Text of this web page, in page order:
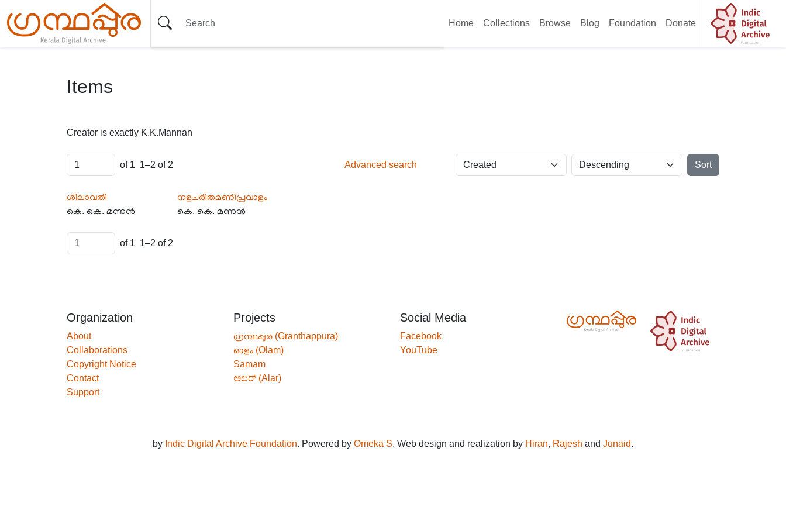
Home Collections Browse Blog Foundation Donate
Items
Creator is exactly K.K.Mannan
of 1 1–2 of 2 Advanced search Sort
ശീലാവതി
കെ. കെ. മന്നൻ
നളചരിതമണിപ്രവാളം
കെ. കെ. മന്നൻ
of 1 1–2 of 2
Organization
About
Collaborations
Copyright Notice
Contact
Support
Projects
ഗ്രന്ഥപ്പുര (Granthappura)
ഓളം (Olam)
Samam
ಅಲರ್ (Alar)
Social Media
Facebook
YouTube
by Indic Digital Archive Foundation. Powered by Omeka S. Web design and realization by Hiran, Rajesh and Junaid.